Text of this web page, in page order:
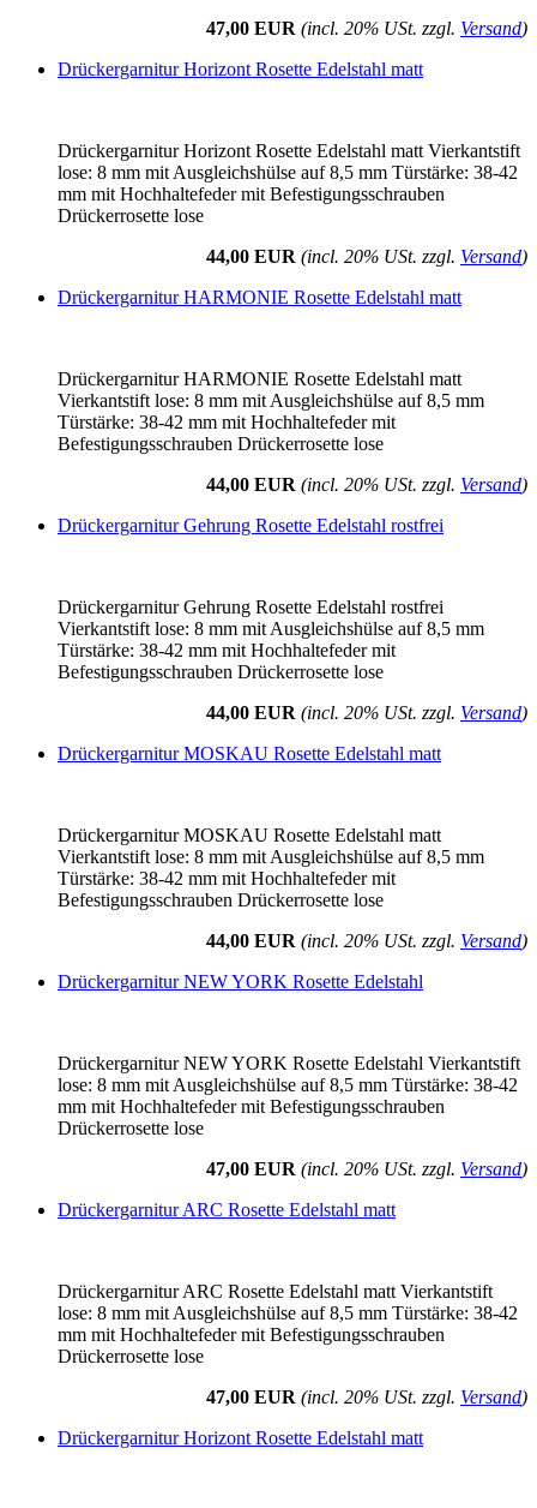
47,00 EUR (incl. 20% USt. zzgl. Versand)
Drückergarnitur Horizont Rosette Edelstahl matt
Drückergarnitur Horizont Rosette Edelstahl matt Vierkantstift
lose: 8 mm mit Ausgleichshülse auf 8,5 mm Türstärke: 38-42
mm mit Hochhaltefeder mit Befestigungsschrauben
Drückerrosette lose
44,00 EUR (incl. 20% USt. zzgl. Versand)
Drückergarnitur HARMONIE Rosette Edelstahl matt
Drückergarnitur HARMONIE Rosette Edelstahl matt
Vierkantstift lose: 8 mm mit Ausgleichshülse auf 8,5 mm
Türstärke: 38-42 mm mit Hochhaltefeder mit
Befestigungsschrauben Drückerrosette lose
44,00 EUR (incl. 20% USt. zzgl. Versand)
Drückergarnitur Gehrung Rosette Edelstahl rostfrei
Drückergarnitur Gehrung Rosette Edelstahl rostfrei
Vierkantstift lose: 8 mm mit Ausgleichshülse auf 8,5 mm
Türstärke: 38-42 mm mit Hochhaltefeder mit
Befestigungsschrauben Drückerrosette lose
44,00 EUR (incl. 20% USt. zzgl. Versand)
Drückergarnitur MOSKAU Rosette Edelstahl matt
Drückergarnitur MOSKAU Rosette Edelstahl matt
Vierkantstift lose: 8 mm mit Ausgleichshülse auf 8,5 mm
Türstärke: 38-42 mm mit Hochhaltefeder mit
Befestigungsschrauben Drückerrosette lose
44,00 EUR (incl. 20% USt. zzgl. Versand)
Drückergarnitur NEW YORK Rosette Edelstahl
Drückergarnitur NEW YORK Rosette Edelstahl Vierkantstift
lose: 8 mm mit Ausgleichshülse auf 8,5 mm Türstärke: 38-42
mm mit Hochhaltefeder mit Befestigungsschrauben
Drückerrosette lose
47,00 EUR (incl. 20% USt. zzgl. Versand)
Drückergarnitur ARC Rosette Edelstahl matt
Drückergarnitur ARC Rosette Edelstahl matt Vierkantstift
lose: 8 mm mit Ausgleichshülse auf 8,5 mm Türstärke: 38-42
mm mit Hochhaltefeder mit Befestigungsschrauben
Drückerrosette lose
47,00 EUR (incl. 20% USt. zzgl. Versand)
Drückergarnitur Horizont Rosette Edelstahl matt